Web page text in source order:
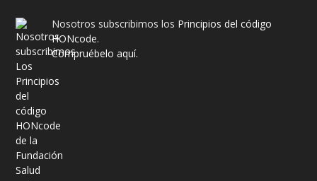
Nosotros subscribimos los Principios del código
HONcode.
Compruébelo aquí.